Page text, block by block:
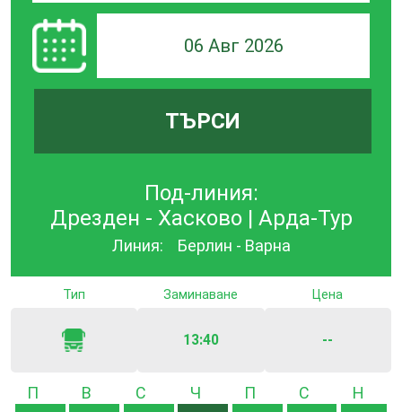
06 Авг 2026
ТЪРСИ
Под-линия:
Дрезден - Хасково | Арда-Тур
Линия: Берлин - Варна
Тип Заминаване
13:40
Цена
--
ПонеделникВторник Четвъртък Събота